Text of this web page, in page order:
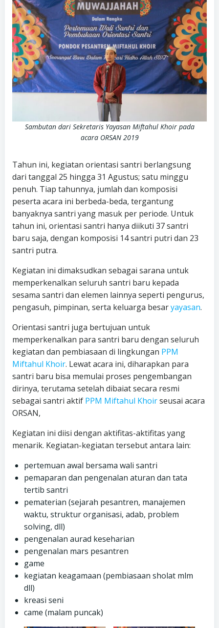
Sambutan dari Sekretaris Yayasan Miftahul Khoir pada
acara ORSAN 2019
Tahun ini, kegiatan orientasi santri berlangsung
dari tanggal 25 hingga 31 Agustus; satu minggu
penuh. Tiap tahunnya, jumlah dan komposisi
peserta acara ini berbeda-beda, tergantung
banyaknya santri yang masuk per periode. Untuk
tahun ini, orientasi santri hanya diikuti 37 santri
baru saja, dengan komposisi 14 santri putri dan 23
santri putra.
Kegiatan ini dimaksudkan sebagai sarana untuk
memperkenalkan seluruh santri baru kepada
sesama santri dan elemen lainnya seperti pengurus,
pengasuh, pimpinan, serta keluarga besaryayasan.
Orientasi santri juga bertujuan untuk
memperkenalkan para santri baru dengan seluruh
kegiatan dan pembiasaan di lingkungan PPM
Miftahul Khoir. Lewat acara ini, diharapkan para
santri baru bisa memulai proses pengembangan
dirinya, terutama setelah dibaiat secara resmi
sebagai santri aktif PPM Miftahul Khoirseusai acara
ORSAN,
Kegiatan ini diisi dengan aktifitas-aktifitas yang
menarik. Kegiatan-kegiatan tersebut antara lain:
pertemuan awal bersama wali santri
pemaparan dan pengenalan aturan dan tata
tertib santri
pematerian (sejarah pesantren, manajemen
waktu, struktur organisasi, adab, problem
solving, dll)
pengenalan aurad keseharian
pengenalan mars pesantren
game
kegiatan keagamaan (pembiasaan sholat mlm
dll)
kreasi seni
came (malam puncak)